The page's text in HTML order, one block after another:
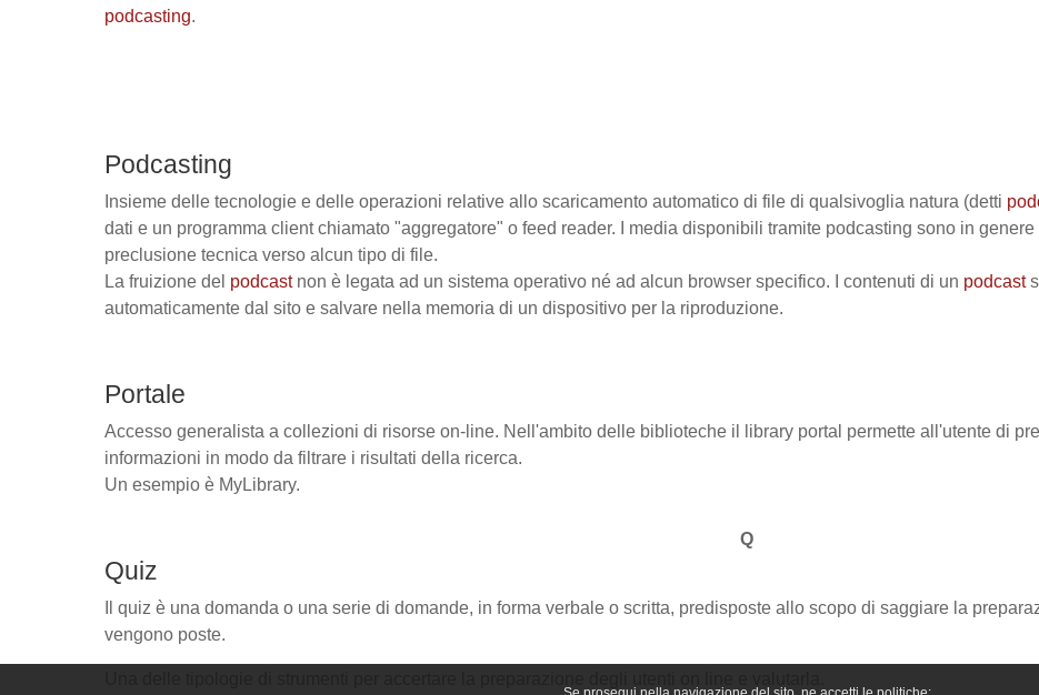
podcasting.
Podcasting
Insieme delle tecnologie e delle operazioni relative allo scaricamento automatico di file di qualsivoglia natura (detti
dati e un programma client chiamato "aggregatore" o feed reader. I media disponibili tramite podcasting sono in
preclusione tecnica verso alcun tipo di file.
La fruizione del podcastnon è legata ad un sistema operativo né ad alcun browser specifico. I contenuti di un podcast
automaticamente dal sito e salvare nella memoria di un dispositivo per la riproduzione.
Portale
Accesso generalista a collezioni di risorse on-line. Nell'ambito delle biblioteche il library portal permette all'utente di
informazioni in modo da filtrare i risultati della ricerca.
Un esempio è MyLibrary.
Q
Quiz
Il quiz è una domanda o una serie di domande, in forma verbale o scritta, predisposte allo scopo di saggiare la
vengono poste.